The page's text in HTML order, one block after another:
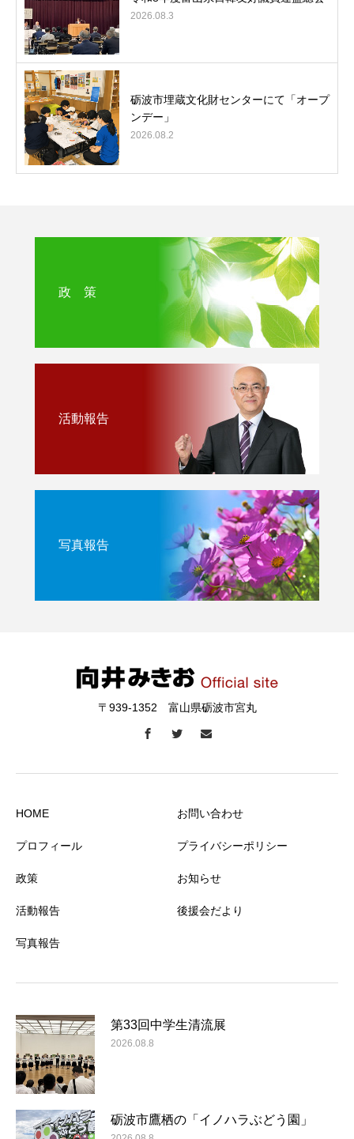
2026.08.3
砺波市埋蔵文化財センターにて「オープ
ンデー」
2026.08.2
政 策
活動報告
写真報告
〒939-1352 富山県砺波市宮丸
HOME
プロフィール
政策
活動報告
写真報告
お問い合わせ
プライバシーポリシー
お知らせ
後援会だより
第33回中学生清流展
2026.08.8
砺波市鷹栖の「イノハラぶどう園」